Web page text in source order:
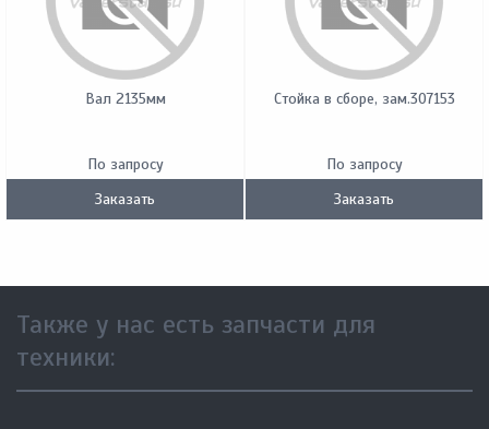
Вал 2135мм
По запросу
Заказать
Стойка в сборе, зам.307153
По запросу
Заказать
Также у нас есть запчасти для
техники: